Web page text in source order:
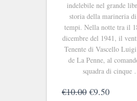
indelebile nel grande
storia della marineria
tempi. Nella notte tra il
dicembre del 1941, il
Tenente di Vascello
de La Penne, al
squadra di cinque
€10.00 Il
€9.50Il